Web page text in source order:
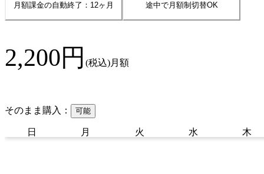
月額課金の自動終了： 12ヶ月 途中で月額制切替OK
2,200円 (税込)月額
そのまま購入： 可能
日 月 火 水 木